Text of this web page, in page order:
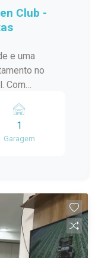
Club -
e uma
no
Com
o seu dia a
ou até
de espaço,
com
ideal
1
Garagem